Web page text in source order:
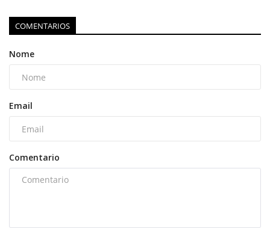
COMENTARIOS
Nome
Email
Comentario